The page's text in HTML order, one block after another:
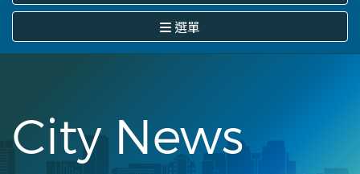
選單
City News